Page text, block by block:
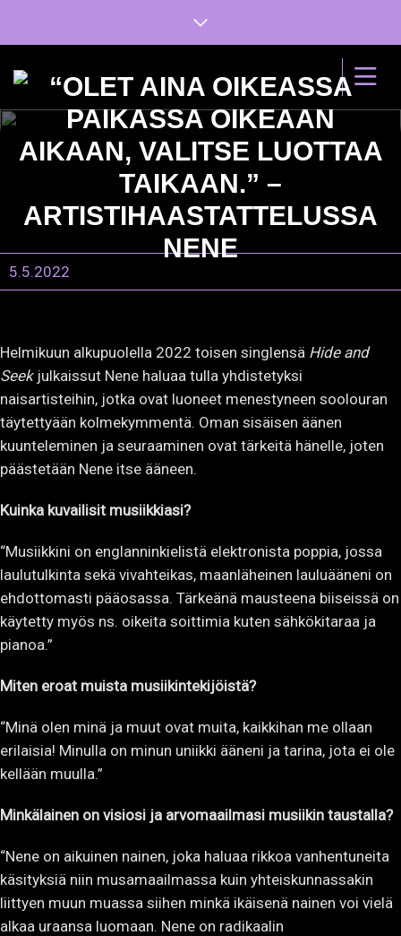
“OLET AINA OIKEASSA
PAIKASSA OIKEAAN
AIKAAN, VALITSE LUOTTAA
TAIKAAN.” –
ARTISTIHAASTATTELUSSA
NENE
5.5.2022
Helmikuun alkupuolella 2022 toisen singlensä Hide and
Seekjulkaissut Nene haluaa tulla yhdistetyksi
naisartisteihin, jotka ovat luoneet menestyneen soolouran
täytettyään kolmekymmentä. Oman sisäisen äänen
kuunteleminen ja seuraaminen ovat tärkeitä hänelle, joten
päästetään Nene itse ääneen.
Kuinka kuvailisit musiikkiasi?
“Musiikkini on englanninkielistä elektronista poppia, jossa
laulutulkinta sekä vivahteikas, maanläheinen lauluääneni on
ehdottomasti pääosassa. Tärkeänä mausteena biiseissä on
käytetty myös ns. oikeita soittimia kuten sähkökitaraa ja
pianoa.”
Miten eroat muista musiikintekijöistä?
“Minä olen minä ja muut ovat muita, kaikkihan me ollaan
erilaisia! Minulla on minun uniikki ääneni ja tarina, jota ei ole
kellään muulla.”
Minkälainen on visiosi ja arvomaailmasi musiikin taustalla?
“Nene on aikuinen nainen, joka haluaa rikkoa vanhentuneita
käsityksiä niin musamaailmassa kuin yhteiskunnassakin
liittyen muun muassa siihen minkä ikäisenä nainen voi vielä
alkaa uraansa luomaan. Nene on radikaalin